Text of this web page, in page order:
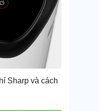
Sharp và cách